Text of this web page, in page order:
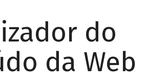
do
da Web